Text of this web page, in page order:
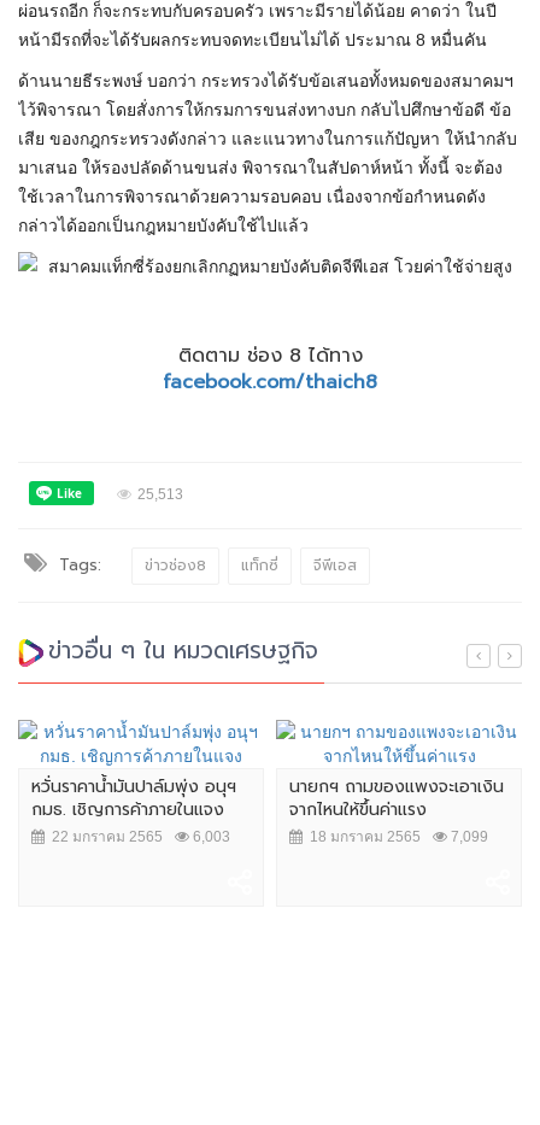
ผ่อนรถอีก ก็จะกระทบกับครอบครัว เพราะมีรายได้น้อย คาดว่า ในปี
หน้ามีรถที่จะได้รับผลกระทบจดทะเบียนไม่ได้ ประมาณ 8 หมื่นคัน
ด้านนายธีระพงษ์ บอกว่า กระทรวงได้รับข้อเสนอทั้งหมดของสมาคมฯ
ไว้พิจารณา โดยสั่งการให้กรมการขนส่งทางบก กลับไปศึกษาข้อดี ข้อ
เสีย ของกฎกระทรวงดังกล่าว และแนวทางในการแก้ปัญหา ให้นำกลับ
มาเสนอ ให้รองปลัดด้านขนส่ง พิจารณาในสัปดาห์หน้า ทั้งนี้ จะต้อง
ใช้เวลาในการพิจารณาด้วยความรอบคอบ เนื่องจากข้อกำหนดดัง
กล่าวได้ออกเป็นกฎหมายบังคับใช้ไปแล้ว
ติดตาม ช่อง 8 ได้ทาง
facebook.com/thaich8
25,513
Tags: ข่าวช่อง8 แท็กซี่ จีพีเอส
ข่าวอื่น ๆ ใน หมวดเศรษฐกิจ
หวั่นราคาน้ำมันปาล์มพุ่ง อนุฯ
กมธ. เชิญการค้าภายในแจง
22 มกราคม 2565 6,003
นายกฯ ถามของแพงจะเอาเงิน
จากไหนให้ขึ้นค่าแรง
18 มกราคม 2565 7,099